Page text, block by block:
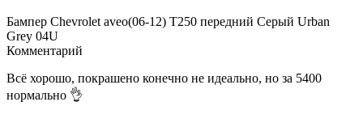
Бампер Chevrolet aveo(06-12) T250 передний Серый Urban
Grey 04U
Комментарий
Всё хорошо, покрашено конечно не идеально, но за 5400
нормально 👌